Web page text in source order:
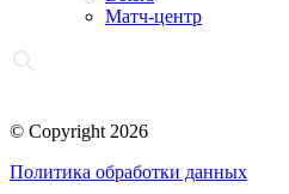
Матч-центр
© Copyright 2026
Политика обработки данных